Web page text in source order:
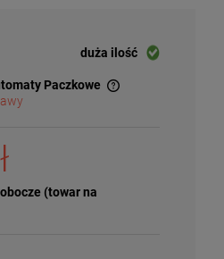
duża ilość
Paczkowe
kosztów płatności
(towar na